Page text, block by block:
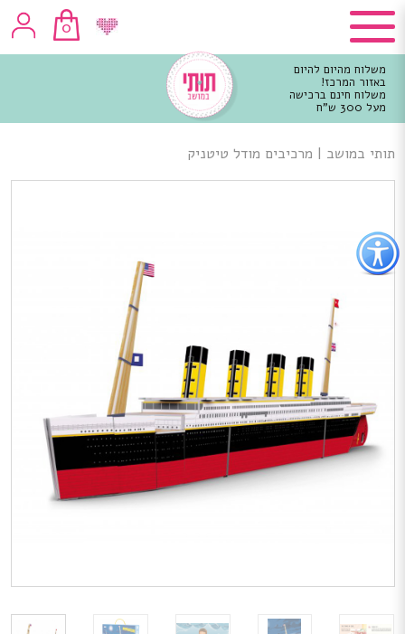
כפתור
לפתיחת
תפריט
נגישות
0
משלוח מהיום להיום
באזור המרכז!
משלוח חינם ברכישה
מעל 300 ש"ח
מרכזי
תותי במושב | מרכיבים מודל טיטניק